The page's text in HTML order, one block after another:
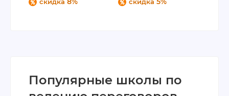
Популярные школы по